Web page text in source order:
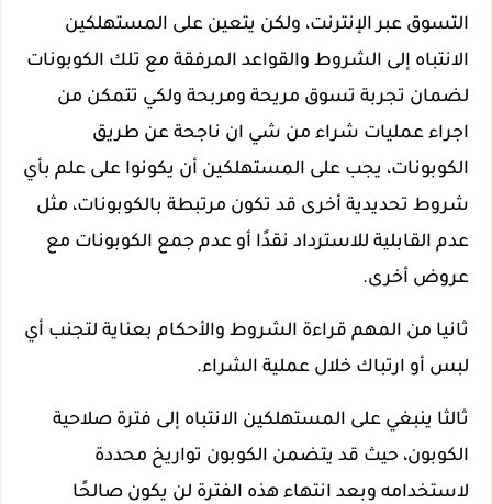
التسوق عبر الإنترنت، ولكن يتعين على المستهلكين
الانتباه إلى الشروط والقواعد المرفقة مع تلك الكوبونات
لضمان تجربة تسوق مريحة ومربحة ولكي تتمكن من
اجراء عمليات شراء من شي ان ناجحة عن طريق
الكوبونات، يجب على المستهلكين أن يكونوا على علم بأي
شروط تحديدية أخرى قد تكون مرتبطة بالكوبونات، مثل
عدم القابلية للاسترداد نقدًا أو عدم جمع الكوبونات مع
عروض أخرى.
ثانيا من المهم قراءة الشروط والأحكام بعناية لتجنب أي
لبس أو ارتباك خلال عملية الشراء.
ثالثا ينبغي على المستهلكين الانتباه إلى فترة صلاحية
الكوبون، حيث قد يتضمن الكوبون تواريخ محددة
لاستخدامه وبعد انتهاء هذه الفترة لن يكون صالحًا